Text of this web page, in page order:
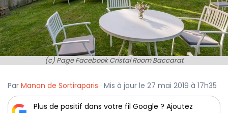
(c) Page Facebook Cristal Room Baccarat
Par Manon de Sortiraparis · Mis à jour le 27 mai 2019 à 17h35
Plus de positif dans votre fil Google ? Ajoutez